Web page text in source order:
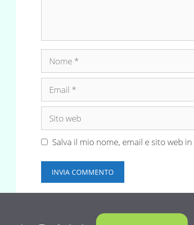
Nome
Email
Sito
Salva il mio nome, email e sito web